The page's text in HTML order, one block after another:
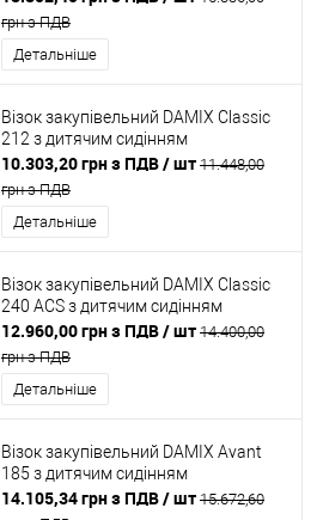
грн з ПДВ
Детальніше
Візок закупівельний DAMIX Classic
212 з дитячим сидінням
10.303,20 грн з ПДВ/ шт 11.448,00
грн з ПДВ
Детальніше
Візок закупівельний DAMIX Classic
240 ACS з дитячим сидінням
12.960,00 грн з ПДВ/ шт 14.400,00
грн з ПДВ
Детальніше
Візок закупівельний DAMIX Avant
185 з дитячим сидінням
14.105,34 грн з ПДВ/ шт 15.672,60